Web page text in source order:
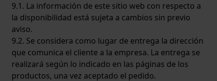
9.1. La información de este sitio web con respecto a
la disponibilidad está sujeta a cambios sin previo
aviso.
9.2. Se considera como lugar de entrega la dirección
que comunica el cliente a la empresa. La entrega se
realizará según lo indicado en las páginas de los
productos, una vez aceptado el pedido.